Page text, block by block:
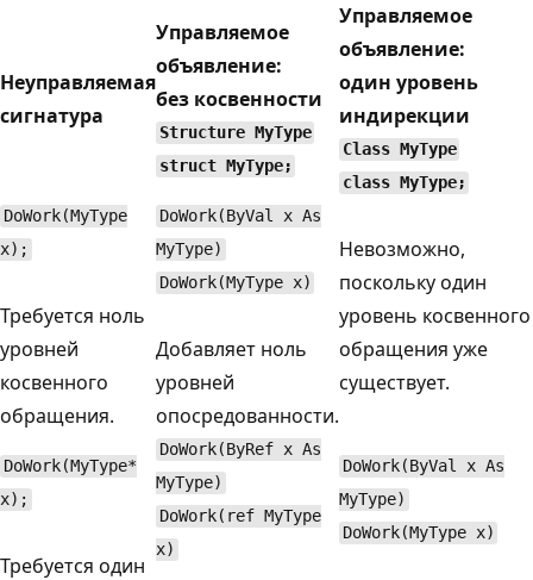
Неуправляемая
сигнатура
Управляемое
объявление:
без косвенности
Structure MyType
struct MyType;
Управляемое
объявление:
один уровень
индирекции
Class MyType
class MyType;
DoWork(MyType
x);
Требуется ноль
уровней
косвенного
обращения.
DoWork(ByVal x As
MyType)
DoWork(MyType x)
Добавляет ноль
уровней
опосредованности.
Невозможно,
поскольку один
уровень косвенного
обращения уже
существует.
DoWork(MyType*
x);
Требуется один
DoWork(ByRef x As
MyType)
DoWork(ref MyType
x)
DoWork(ByVal x As
MyType)
DoWork(MyType x)